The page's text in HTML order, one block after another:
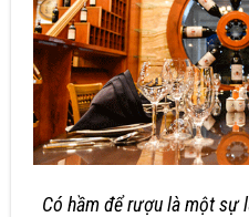
Có hầm để rượu là một sự